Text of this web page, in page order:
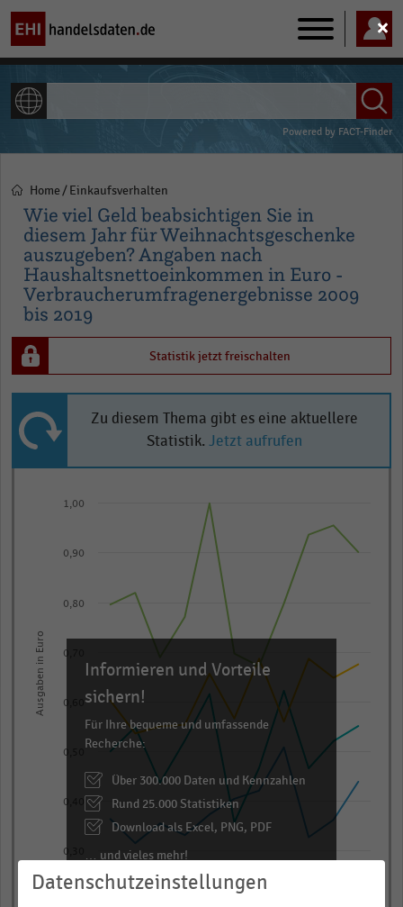
Main
navigation
Powered by FACT-Finder
Pfadnavigation
Home Einkaufsverhalten
Wie viel Geld beabsichtigen Sie in
diesem Jahr für Weihnachtsgeschenke
auszugeben? Angaben nach
Haushaltsnettoeinkommen in Euro -
Verbraucherumfragenergebnisse 2009
bis 2019
Statistik jetzt freischalten
Zu diesem Thema gibt es eine aktuellere
Statistik. Jetzt aufrufen
has
axis
displaying
categories.
categories.
chart
has
Ausgaben in Euro
20092010201120122013201420152016
0,30
0,40
0,50
0,60
0,70
0,80
0,90
1,00
Informieren und Vorteile
sichern!
Für Ihre bequeme und umfassende
Recherche:
Über 300.000 Daten und Kennzahlen
Rund 25.000 Statistiken
Download als Excel, PNG, PDF
… und vieles mehr!
Datenschutzeinstellungen